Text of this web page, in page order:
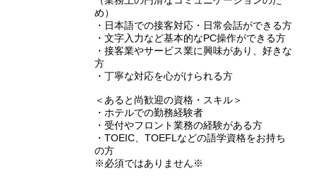
め）
・日本語での接客対応・日常会話ができる方
・文字入力など基本的なPC操作ができる方
・接客業やサービス業に興味があり、好きな
方
・丁寧な対応を心がけられる方
＜あると尚歓迎の資格・スキル＞
・ホテルでの勤務経験者
・受付やフロント業務の経験がある方
・TOEIC、TOEFLなどの語学資格をお持ち
の方
※必須ではありません※